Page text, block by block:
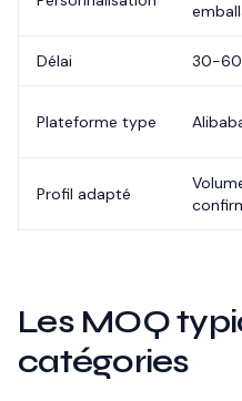
Délai 30-60
Plateforme type
Profil adapté
Les MOQ
catégories